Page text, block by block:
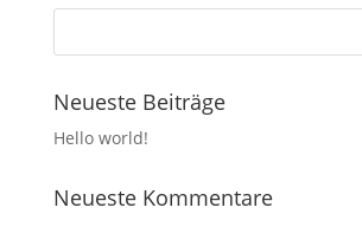
Neueste Beiträge
Hello world!
Neueste Kommentare